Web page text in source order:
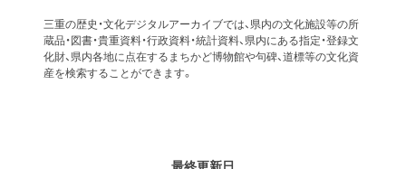
三重の歴史・文化デジタルアーカイブでは、県内の文化施設等の所
蔵品・図書・貴重資料・行政資料・統計資料、県内にある指定・登録文
化財、県内各地に点在するまちかど博物館や句碑、道標等の文化資
産を検索することができます。